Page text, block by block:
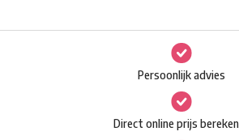
Waar ben je naar op zoek?
Deze
optie
kan
gekozen
worden
Persoonlijk advies
Direct online prijs